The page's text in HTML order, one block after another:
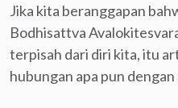
Jika kita beranggapan
Bodhisattva
terpisah dari diri kita, itu
hubungan apa pun